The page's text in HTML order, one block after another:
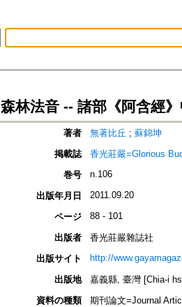
森林法音 -- 諸部《阿含經
著者 無著比丘 ; 蘇錦坤
掲載誌
香光莊嚴=Glorious
巻号
n.106
出版年月日 2011.09.20
ページ 88 - 101
出版者
香光莊嚴雜誌社
出版サイト
http://
出版地
嘉義縣, 臺灣 [Chia-i
資料の種類
期刊論文=Journal